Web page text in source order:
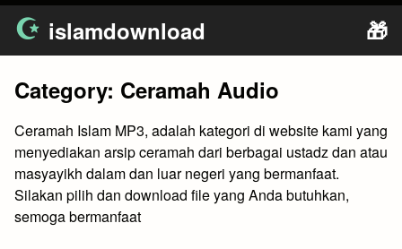
Skip
content
islamdownload
🎁
Category: Ceramah Audio
Ceramah Islam MP3, adalah kategori di website kami yang
menyediakan arsip ceramah dari berbagai ustadz dan atau
masyayikh dalam dan luar negeri yang bermanfaat.
Silakan pilih dan download file yang Anda butuhkan,
semoga bermanfaat